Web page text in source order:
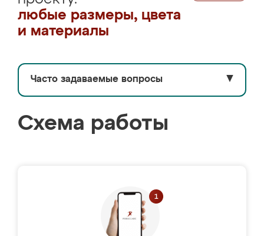
любые размеры, цвета
и материалы
Часто задаваемые вопросы ▼
Схема работы